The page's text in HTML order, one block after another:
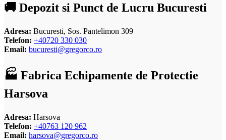
🚚 Depozit si Punct de Lucru Bucuresti
Adresa: Bucuresti, Sos. Pantelimon 309
Telefon: +40720 330 030
Email: bucuresti@gregorco.ro
🏭 Fabrica Echipamente de Protectie
Harsova
Adresa: Harsova
Telefon: +40763 120 962
Email: harsova@gregorco.ro